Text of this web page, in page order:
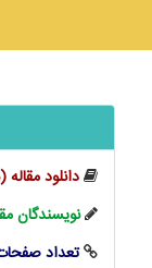
دانلود
نویسندگان
تعداد صفحات : 14